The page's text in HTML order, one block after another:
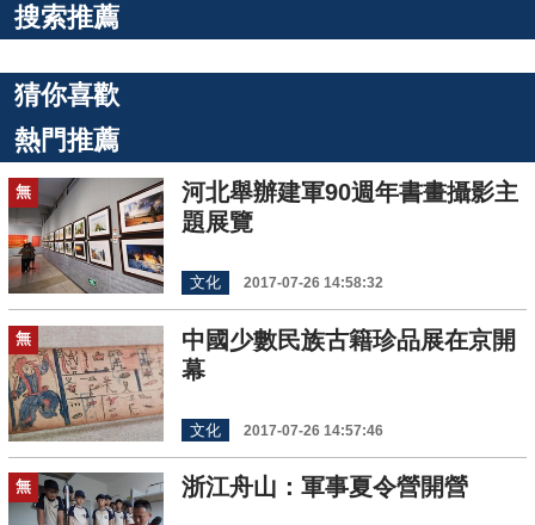
搜索推薦
猜你喜歡
熱門推薦
無
河北舉辦建軍90週年書畫攝影主
題展覽
文化 2017-07-26 14:58:32
無
中國少數民族古籍珍品展在京開
幕
文化 2017-07-26 14:57:46
無 浙江舟山：軍事夏令營開營